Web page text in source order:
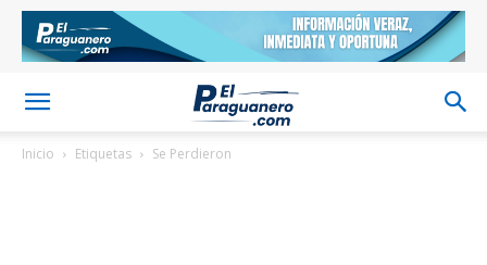
Inicio Etiquetas Se Perdieron